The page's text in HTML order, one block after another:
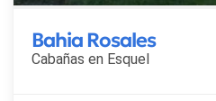
Bahia Rosales
Cabañas en Esquel